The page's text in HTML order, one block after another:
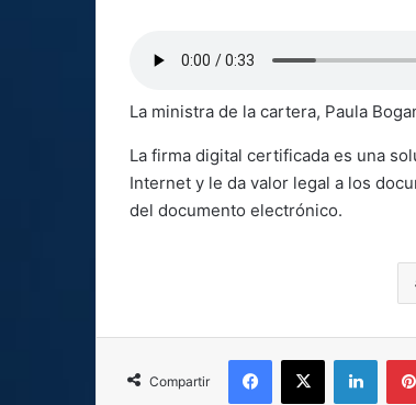
La ministra de la cartera, Paula
La firma digital certificada es una
Internet y le da valor legal a los
del documento electrónico.
Compartir
Facebook
X